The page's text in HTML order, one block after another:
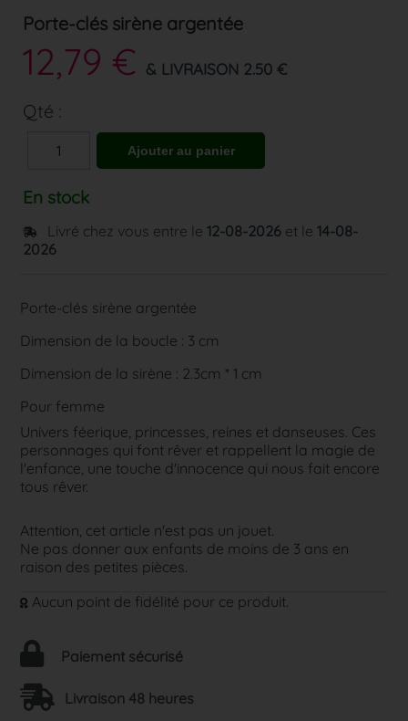
Porte-clés sirène argentée
12,79 € & LIVRAISON 2.50 €
Qté :
En stock
Livré chez vous entre le12-08-2026 et le14-08-
2026
Porte-clés sirène argentée
Dimension de la boucle : 3 cm
Dimension de la sirène : 2.3cm * 1 cm
Pour femme
Univers féerique, princesses, reines et danseuses. Ces
personnages qui font rêver et rappellent la magie de
l'enfance, une touche d'innocence qui nous fait encore
tous rêver.
Attention, cet article n'est pas un jouet.
Ne pas donner aux enfants de moins de 3 ans en
raison des petites pièces.
Aucun point de fidélité pour ce produit.
Paiement sécurisé
Livraison 48 heures